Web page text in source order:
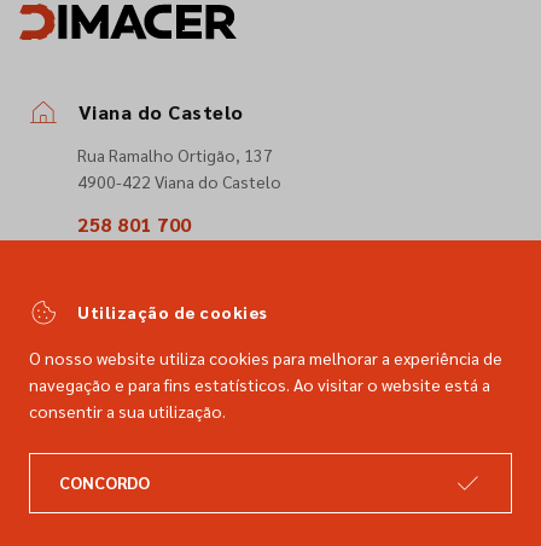
Viana do Castelo
Rua Ramalho Ortigão, 137
4900-422 Viana do Castelo
258 801 700
comercial@dimacer.com
Catálogo
Utilização de cookies
O nosso website utiliza cookies para melhorar a experiência de
navegação e para fins estatísticos. Ao visitar o website está a
consentir a sua utilização.
CONCORDO